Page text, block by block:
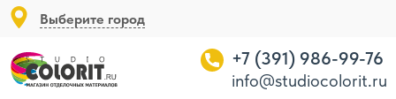
Выберите город
+7 (391) 986-99-76
info@studiocolorit.ru